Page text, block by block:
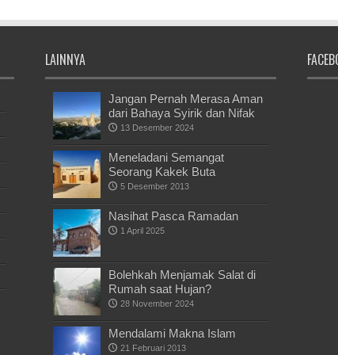
LAINNYA
Jangan Pernah Merasa Aman
dari Bahaya Syirik dan Nifak
13 Desember 2024
Meneladani Semangat
Seorang Kakek Buta
5 Desember 2013
Nasihat Pasca Ramadan
1 April 2025
Bolehkah Menjamak Salat di
Rumah saat Hujan?
28 November 2024
Mendalami Makna Islam
21 Februari 2013